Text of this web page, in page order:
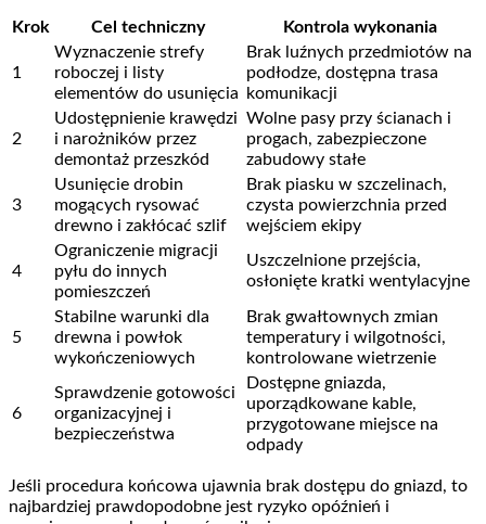
Krok Cel techniczny Kontrola wykonania
1
Wyznaczenie strefy
roboczej i listy
elementów do usunięcia
Brak luźnych przedmiotów na
podłodze, dostępna trasa
komunikacji
2
Udostępnienie krawędzi
i narożników przez
demontaż przeszkód
Wolne pasy przy ścianach i
progach, zabezpieczone
zabudowy stałe
3
Usunięcie drobin
mogących rysować
drewno i zakłócać szlif
Brak piasku w szczelinach,
czysta powierzchnia przed
wejściem ekipy
4
Ograniczenie migracji
pyłu do innych
pomieszczeń
Uszczelnione przejścia,
osłonięte kratki wentylacyjne
5
Stabilne warunki dla
drewna i powłok
wykończeniowych
Brak gwałtownych zmian
temperatury i wilgotności,
kontrolowane wietrzenie
6
Sprawdzenie gotowości
organizacyjnej i
bezpieczeństwa
Dostępne gniazda,
uporządkowane kable,
przygotowane miejsce na
odpady
Jeśli procedura końcowa ujawnia brak dostępu do gniazd, to
najbardziej prawdopodobne jest ryzyko opóźnień i